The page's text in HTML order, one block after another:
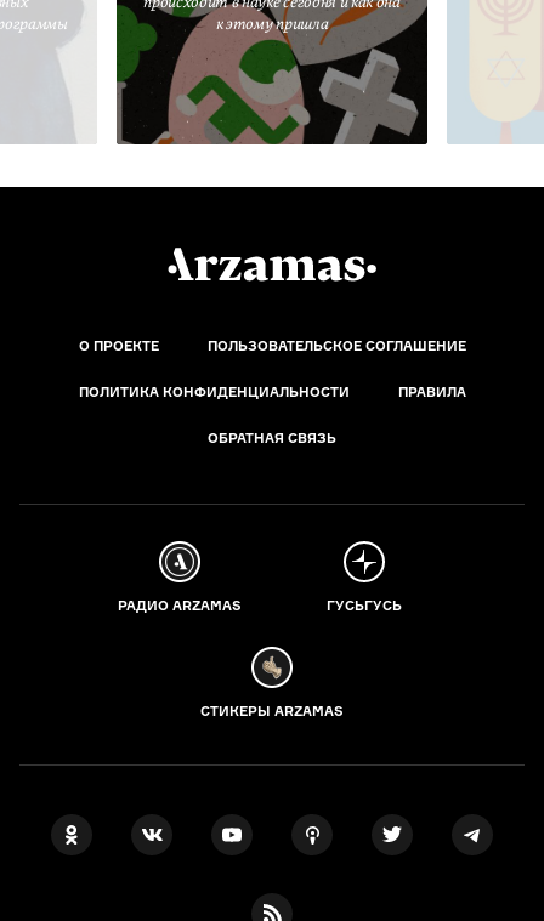
к этому пришла
О ПРОЕКТЕ ПОЛЬЗОВАТЕЛЬСКОЕ СОГЛАШЕНИЕ
ПОЛИТИКА КОНФИДЕНЦИАЛЬНОСТИ ПРАВИЛА
ОБРАТНАЯ СВЯЗЬ
РАДИО ARZAMAS ГУСЬГУСЬ
СТИКЕРЫ ARZAMAS